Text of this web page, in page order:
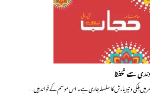
سے تحفظ
ہلکی و تیز بارش کا سلسلہ جاری ہے۔ اس موسم کے فوائد ہیں…